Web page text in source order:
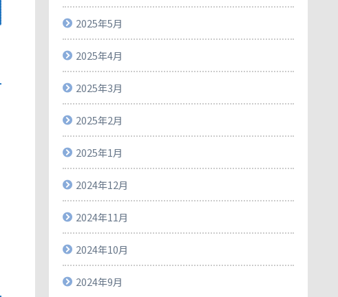
2025年5月
2025年4月
2025年3月
2025年2月
2025年1月
2024年12月
2024年11月
2024年10月
2024年9月